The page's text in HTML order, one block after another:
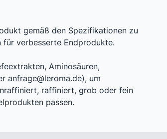
gemäß den Spezifikationen zu
verbesserte Endprodukte.
Aminosäuren,
anfrage@leroma.de), um
raffiniert, grob oder fein
passen.